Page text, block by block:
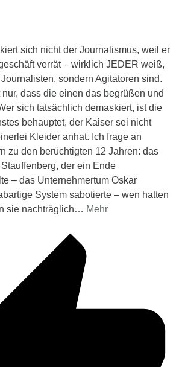
sich nicht der Journalismus, weil er
verrät – wirklich JEDER weiß,
sondern Agitatoren sind.
dass die einen das begrüßen und
sich tatsächlich demaskiert, ist die
behauptet, der Kaiser sei nicht
Kleider anhat. Ich frage an
zu den berüchtigten 12 Jahren: das
der ein Ende
– das Unternehmertum Oskar
System sabotierte – wen hatten
sie nachträglich… Mehr